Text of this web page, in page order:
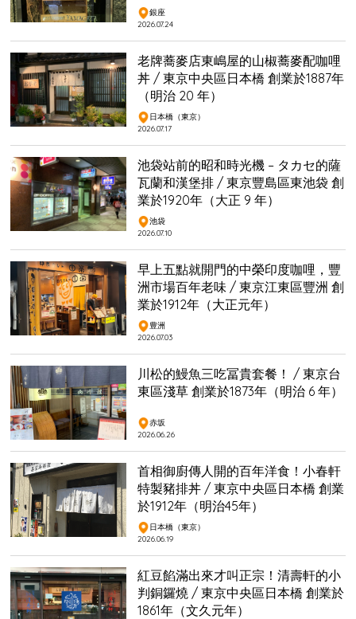
銀座
2026.07.24
老牌蕎麥店東嶋屋的山椒蕎麥配咖哩
丼 / 東京中央區日本橋 創業於1887年
（明治 20 年）
日本橋（東京）
2026.07.17
池袋站前的昭和時光機 – タカセ的薩
瓦蘭和漢堡排 / 東京豐島區東池袋 創
業於1920年（大正 9 年）
池袋
2026.07.10
早上五點就開門的中榮印度咖哩，豐
洲市場百年老味 / 東京江東區豐洲 創
業於1912年（大正元年）
豊洲
2026.07.03
川松的鰻魚三吃冨貴套餐！ / 東京台
東區淺草 創業於1873年（明治 6 年）
赤坂
2026.06.26
首相御廚傳人開的百年洋食！小春軒
特製豬排丼 / 東京中央區日本橋 創業
於1912年（明治45年）
日本橋（東京）
2026.06.19
紅豆餡滿出來才叫正宗！清壽軒的小
判銅鑼燒 / 東京中央區日本橋 創業於
1861年（文久元年）